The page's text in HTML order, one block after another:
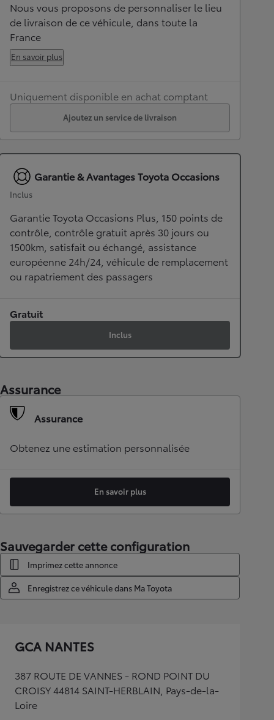
Nous vous proposons de personnaliser le lieu
de livraison de ce véhicule, dans toute la
France
En savoir plus
Uniquement disponible en achat comptant
Ajoutez un service de livraison
Garantie & Avantages Toyota Occasions
Inclus
Garantie Toyota Occasions Plus, 150 points de
contrôle, contrôle gratuit après 30 jours ou
1500km, satisfait ou échangé, assistance
européenne 24h/24, véhicule de remplacement
ou rapatriement des passagers
Gratuit
Inclus
Assurance
Assurance
Obtenez une estimation personnalisée
En savoir plus
Sauvegarder cette configuration
Imprimez cette annonce
Enregistrez ce véhicule dans Ma Toyota
GCA NANTES
387 ROUTE DE VANNES - ROND POINT DU
CROISY 44814 SAINT-HERBLAIN, Pays-de-la-
Loire